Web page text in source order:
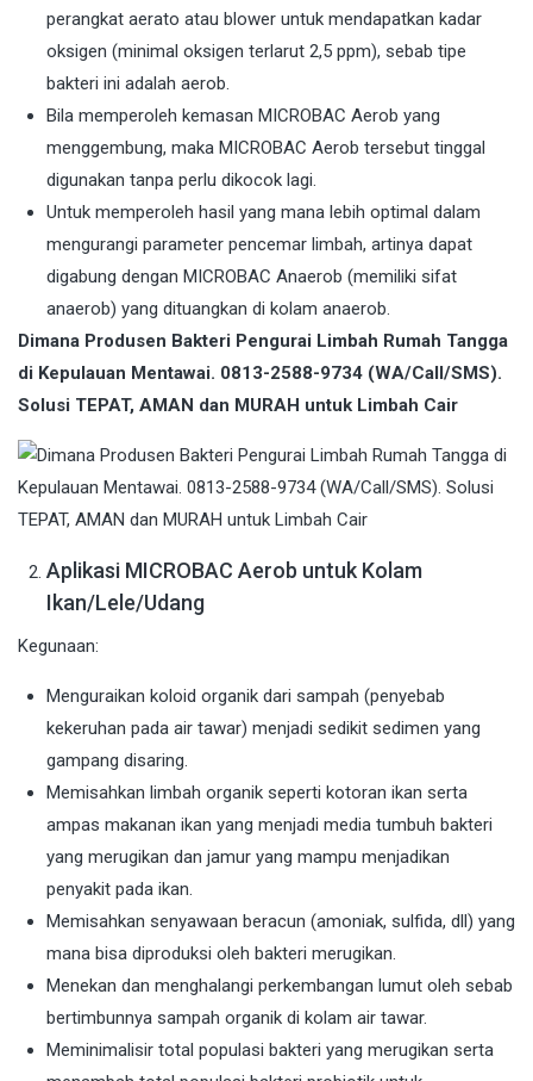
perangkat aerato atau blower untuk mendapatkan kadar
oksigen (minimal oksigen terlarut 2,5 ppm), sebab tipe
bakteri ini adalah aerob.
Bila memperoleh kemasan MICROBAC Aerob yang
menggembung, maka MICROBAC Aerob tersebut tinggal
digunakan tanpa perlu dikocok lagi.
Untuk memperoleh hasil yang mana lebih optimal dalam
mengurangi parameter pencemar limbah, artinya dapat
digabung dengan MICROBAC Anaerob (memiliki sifat
anaerob) yang dituangkan di kolam anaerob.
Dimana Produsen Bakteri Pengurai Limbah Rumah Tangga
di Kepulauan Mentawai. 0813-2588-9734 (WA/Call/SMS).
Solusi TEPAT, AMAN dan MURAH untuk Limbah Cair
Aplikasi MICROBAC Aerob untuk Kolam
Ikan/Lele/Udang
Kegunaan:
Menguraikan koloid organik dari sampah (penyebab
kekeruhan pada air tawar) menjadi sedikit sedimen yang
gampang disaring.
Memisahkan limbah organik seperti kotoran ikan serta
ampas makanan ikan yang menjadi media tumbuh bakteri
yang merugikan dan jamur yang mampu menjadikan
penyakit pada ikan.
Memisahkan senyawaan beracun (amoniak, sulfida, dll) yang
mana bisa diproduksi oleh bakteri merugikan.
Menekan dan menghalangi perkembangan lumut oleh sebab
bertimbunnya sampah organik di kolam air tawar.
Meminimalisir total populasi bakteri yang merugikan serta